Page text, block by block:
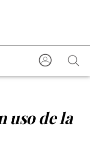
uso de la